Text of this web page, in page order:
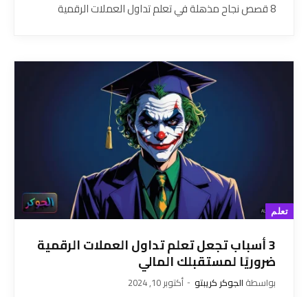
8 قصص نجاح مذهلة في تعلم تداول العملات الرقمية
تعلم
3 أسباب تجعل تعلم تداول العملات الرقمية
ضروريًا لمستقبلك المالي
بواسطة الجوكر كريبتو أكتوبر 10, 2024